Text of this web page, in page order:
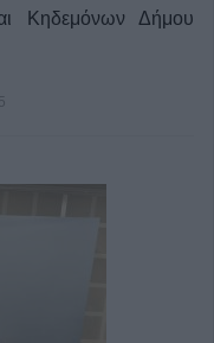
Κηδεμόνων Δήμου